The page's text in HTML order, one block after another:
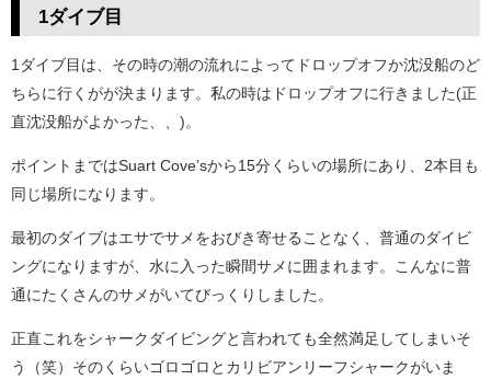
1ダイブ目
1ダイブ目は、その時の潮の流れによってドロップオフか沈没船のど
ちらに行くがが決まります。私の時はドロップオフに行きました(正
直沈没船がよかった、、)。
ポイントまではSuart Cove’sから15分くらいの場所にあり、2本目も
同じ場所になります。
最初のダイブはエサでサメをおびき寄せることなく、普通のダイビ
ングになりますが、水に入った瞬間サメに囲まれます。こんなに普
通にたくさんのサメがいてびっくりしました。
正直これをシャークダイビングと言われても全然満足してしまいそ
う（笑）そのくらいゴロゴロとカリビアンリーフシャークがいま